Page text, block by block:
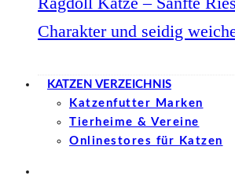
Charakter und seidig
KATZEN VERZEICHNIS
Katzenfutter Marken
Tierheime & Vereine
Onlinestores für Katzen